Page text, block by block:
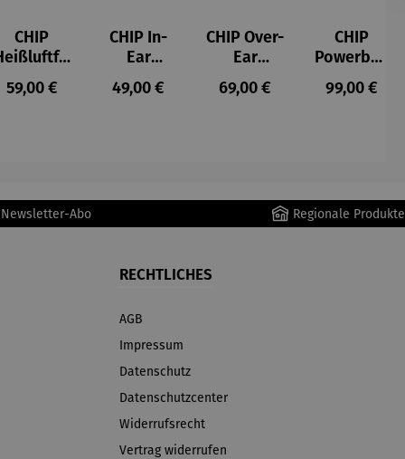
CHIP
tteuse
Regulärer Preis:
59,00 €
CHIP In-
Ear
Kopfhörer
Schwarz
Regulärer Preis:
49,00 €
CHIP Over-
Ear
Kopfhörer
Regulärer Preis:
69,00 €
CHIP
Powerban
k
Regulärer
99,00 €
Abo Regionale Produkte
RECHTLICHES
AGB
Impressum
Datenschutz
Datenschutzcenter
Widerrufsrecht
Vertrag widerrufen